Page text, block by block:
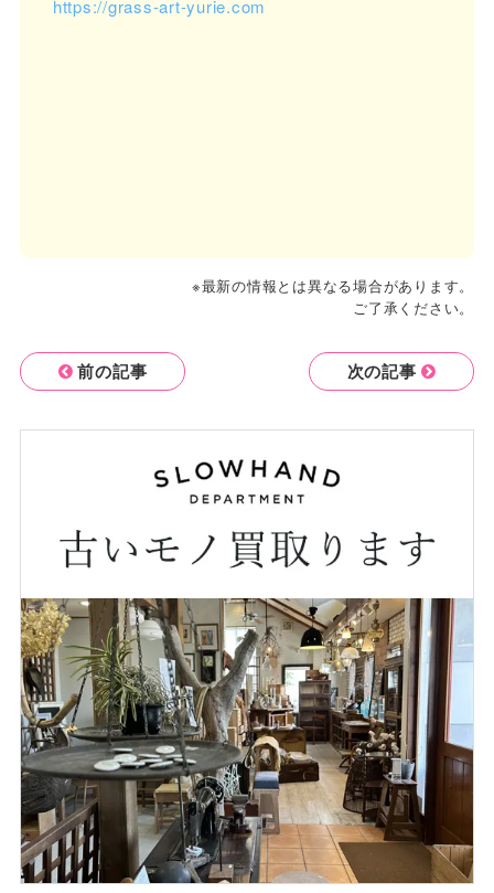
https://grass-art-yurie.com
※最新の情報とは異なる場合があります。
ご了承ください。
前の記事 次の記事